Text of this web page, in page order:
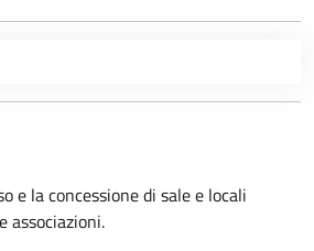
e la concessione di sale e locali
associazioni.